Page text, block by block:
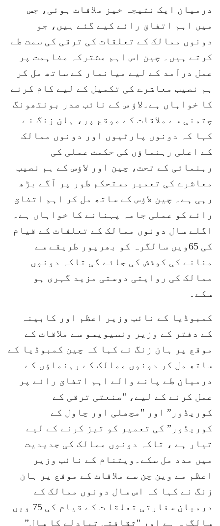
درمیان ایک نتیجہ خیز ملاقات ہوئی، جس
میں اہم اتفاق رائے کیے گئے ہیں، جو
دونوں ممالک کے تعلقات کی ترقی کی سمت طے
کرتے ہیں۔ چین اس اہم مشترکہ مفاہمت پر
عمل درآمد کے لیے میانمار کے ساتھ مل کر
ہم نصیب معاشرے کی تکمیل کے لیے کام کرنے
کا خواہاں ہے۔لاؤ س کے نائب صدر بونتھونگ
چتمنی سے ملاقات کے موقع پر، ہان زنگ نے
کہا کہ دونوں پارٹیوں اور دونوں ممالک
کے اعلی رہنماؤں کی حکمت عملی کی
رہنمائی کے تحت، چین اور لاؤس کے ہم نصیب
معاشرے کی تعمیر مستحکم طور پر آگے بڑھ
رہی ہے۔ چین لاؤس کے ساتھ مل کر اہم اتفاق
رائے کو عملی جامہ پہنانے کا خواہاں ہے۔
اگلے سال دونوں ممالک کے تعلقات کے قیام
کی 65ویں سالگرہ کو بھرپور طریقے سے
منانے کی کوشش کی جائے گی تاکہ دونوں
ممالک کی روایتی دوستی مزید گہری ہو
سکے۔
کمبوڈیا کے نائب وزیر اعظم اور کابینہ
کے دفتر کے وزیر ونسیویسو سے ملاقات کے
موقع پر ہان زنگ نے کہا کہ چین کمبوڈیا کے
ساتھ مل کر دونوں ممالک کے رہنماؤں کے
درمیان طے پانے والے اہم اتفاق رائے پر
عمل کرنے کے لیے، "صنعتی ترقی کے
کوریڈور” اور "مچھلی اور چاول کے
کوریڈور” کی تعمیر کو تیز کرنے کے لیے
تیار ہے ، تاکہ دونوں ممالک کی جدیدیت
میں مدد مل سکے۔ویتنام کے نائب وزیر
اعظم مے وین چن سے ملاقات کے موقع پر ہان
زنگ نے کہا کہ اس سال دونوں ممالک کے
درمیان سفارتی تعلقا ت کے قیام کی 75 ویں
سالگرہ ہے اور "ثقافتی تبادلے کا سال”